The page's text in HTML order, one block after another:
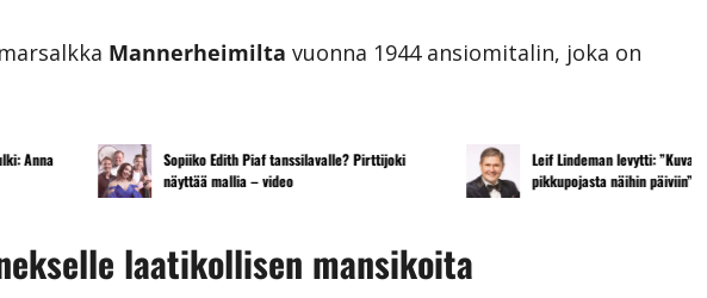
Mannerheimilta vuonna 1944 ansiomitalin, joka on
Sopiiko Edith Piaf tanssilavalle? Pirttijoki
näyttää mallia – video
Leif Lindeman levytti: ”Kuvaa osuvasti uraani
pikkupojasta näihin päiviin”
laatikollisen mansikoita